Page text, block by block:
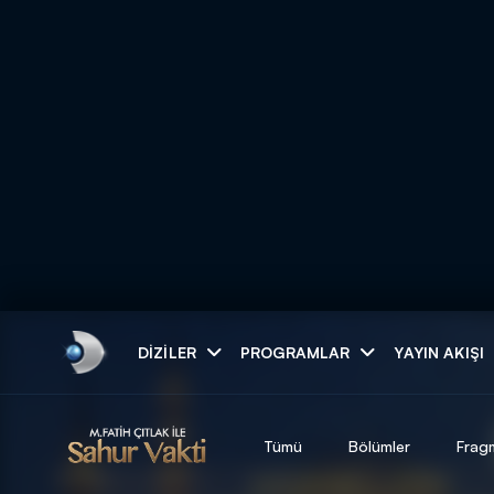
DIZILER PROGRAMLAR YAYIN AKIŞI
Tümü Bölümler